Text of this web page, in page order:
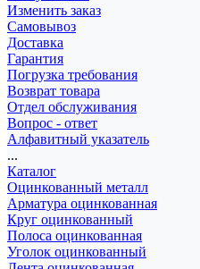
Изменить заказ
Самовывоз
Доставка
Гарантия
Погрузка требования
Возврат товара
Отдел обслуживания
Вопрос - ответ
Алфавитный указатель
...
Каталог
Оцинкованный металл
Арматура оцинкованная
Круг оцинкованный
Полоса оцинкованная
Уголок оцинкованный